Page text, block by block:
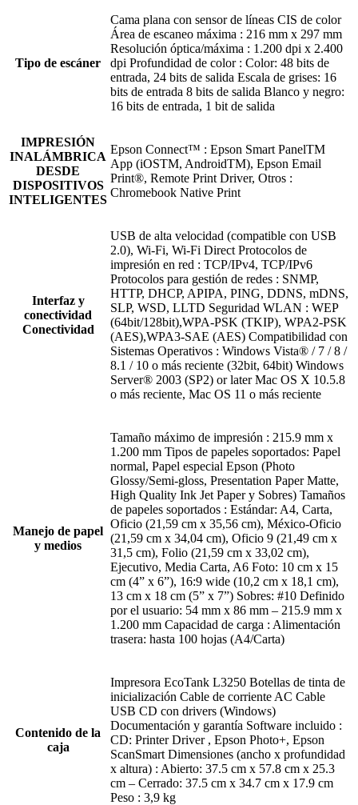
Tipo de escáner
Cama plana con sensor de líneas CIS de color
Área de escaneo máxima : 216 mm x 297 mm
Resolución óptica/máxima : 1.200 dpi x 2.400
dpi Profundidad de color : Color: 48 bits de
entrada, 24 bits de salida Escala de grises: 16
bits de entrada 8 bits de salida Blanco y negro:
16 bits de entrada, 1 bit de salida
IMPRESIÓN
INALÁMBRICA
DESDE
DISPOSITIVOS
INTELIGENTES
Epson Connect™ : Epson Smart PanelTM
App (iOSTM, AndroidTM), Epson Email
Print®, Remote Print Driver, Otros :
Chromebook Native Print
Interfaz y
conectividad
Conectividad
USB de alta velocidad (compatible con USB
2.0), Wi-Fi, Wi-Fi Direct Protocolos de
impresión en red : TCP/IPv4, TCP/IPv6
Protocolos para gestión de redes : SNMP,
HTTP, DHCP, APIPA, PING, DDNS, mDNS,
SLP, WSD, LLTD Seguridad WLAN : WEP
(64bit/128bit),WPA-PSK (TKIP), WPA2-PSK
(AES),WPA3-SAE (AES) Compatibilidad con
Sistemas Operativos : Windows Vista® / 7 / 8 /
8.1 / 10 o más reciente (32bit, 64bit) Windows
Server® 2003 (SP2) or later Mac OS X 10.5.8
o más reciente, Mac OS 11 o más reciente
Manejo de papel
y medios
Tamaño máximo de impresión : 215.9 mm x
1.200 mm Tipos de papeles soportados: Papel
normal, Papel especial Epson (Photo
Glossy/Semi-gloss, Presentation Paper Matte,
High Quality Ink Jet Paper y Sobres) Tamaños
de papeles soportados : Estándar: A4, Carta,
Oficio (21,59 cm x 35,56 cm), México-Oficio
(21,59 cm x 34,04 cm), Oficio 9 (21,49 cm x
31,5 cm), Folio (21,59 cm x 33,02 cm),
Ejecutivo, Media Carta, A6 Foto: 10 cm x 15
cm (4” x 6”), 16:9 wide (10,2 cm x 18,1 cm),
13 cm x 18 cm (5” x 7”) Sobres: #10 Definido
por el usuario: 54 mm x 86 mm – 215.9 mm x
1.200 mm Capacidad de carga : Alimentación
trasera: hasta 100 hojas (A4/Carta)
Contenido de la
caja
Impresora EcoTank L3250 Botellas de tinta de
inicialización Cable de corriente AC Cable
USB CD con drivers (Windows)
Documentación y garantía Software incluido :
CD: Printer Driver , Epson Photo+, Epson
ScanSmart Dimensiones (ancho x profundidad
x altura) : Abierto: 37.5 cm x 57.8 cm x 25.3
cm – Cerrado: 37.5 cm x 34.7 cm x 17.9 cm
Peso : 3,9 kg